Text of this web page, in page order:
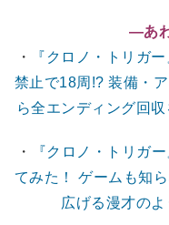
―あ
・
『クロノ・トリガ
禁止で18周!? 装備・
ら全エンディング回
・
『クロノ・トリガ
てみた！ ゲームも知
広げる漫才の